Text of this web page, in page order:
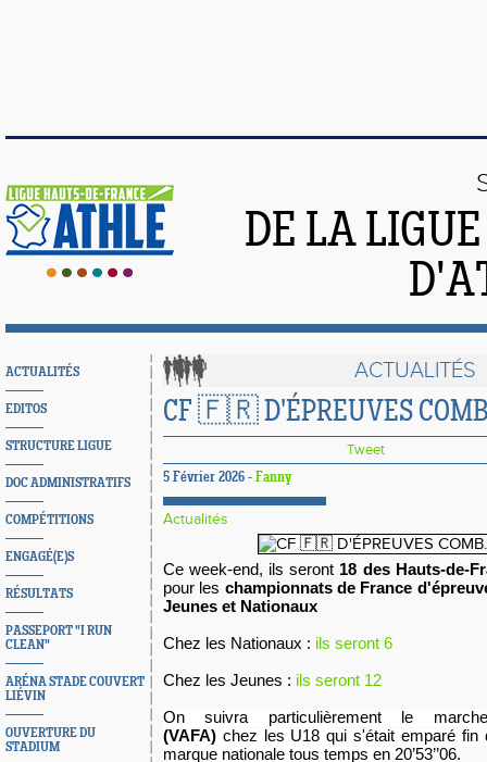
DE LA
ACTUALITÉS
EDITOS
STRUCTURE LIGUE
DOC ADMINISTRATIFS
COMPÉTITIONS
ENGAGÉ(E)S
RÉSULTATS
PASSEPORT "I RUN
CLEAN"
ARÉNA STADE COUVERT
LIÉVIN
OUVERTURE DU
STADIUM
ACTUALITÉS
CF 🇫🇷 D'ÉPREUVES
Tweet
5 Février 2026 - Fanny
Actualités
Ce week-end, ils seront 18 des Hauts-de-
pour les championnats de France
Jeunes et Nationaux
Chez les Nationaux : ils seront 6
Chez les Jeunes : ils seront 12
On suivra particulièrement le
(VAFA) chez les U18 qui s'était emparé fin
marque nationale tous temps en 20’53’’06.